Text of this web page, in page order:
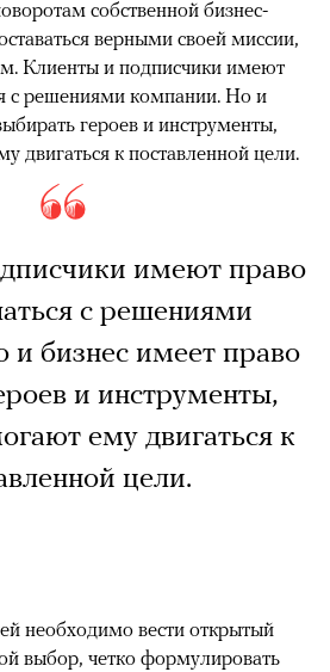
собственной бизнес-
верными своей миссии,
Клиенты и подписчики имеют
с решениями компании. Но и
героев и инструменты,
двигаться к поставленной цели.
имеют право
с решениями
бизнес имеет право
и инструменты,
ему двигаться к
цели.
необходимо вести открытый
выбор, четко формулировать